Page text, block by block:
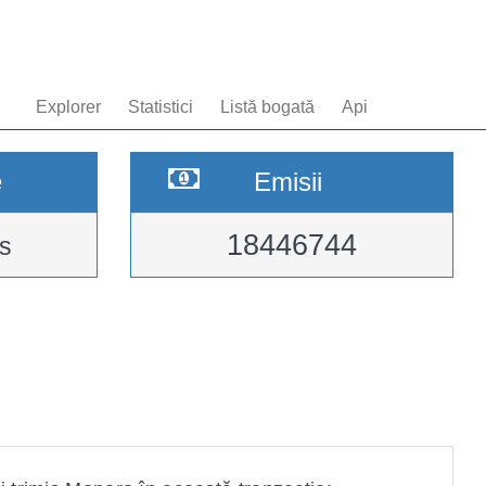
Explorer Statistici Listă bogată Api
Emisii
18446744